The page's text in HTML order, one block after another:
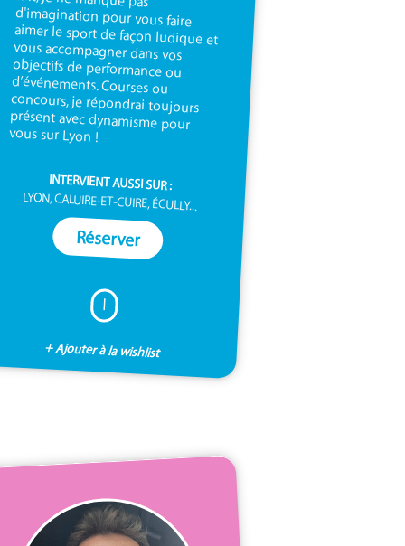
vous sur Lyon !
INTERVIENT AUSSI SUR :
LYON, CALUIRE-ET-CUIRE, ÉCULLY...
Réserver
I
+ Ajouter à la wishlist